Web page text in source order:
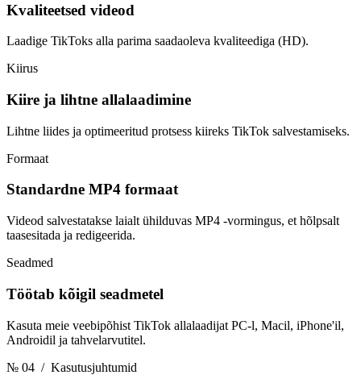
Kvaliteetsed videod
Laadige TikToks alla parima saadaoleva kvaliteediga (HD).
Kiirus
Kiire ja lihtne allalaadimine
Lihtne liides ja optimeeritud protsess kiireks TikTok salvestamiseks.
Formaat
Standardne MP4 formaat
Videod salvestatakse laialt ühilduvas MP4 -vormingus, et hõlpsalt
taasesitada ja redigeerida.
Seadmed
Töötab kõigil seadmetel
Kasuta meie veebipõhist TikTok allalaadijat PC-l, Macil, iPhone'il,
Androidil ja tahvelarvutitel.
№ 04 / Kasutusjuhtumid